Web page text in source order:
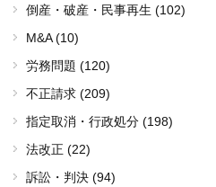
倒産・破産・民事再生 (102)
M&A (10)
労務問題 (120)
不正請求 (209)
指定取消・行政処分 (198)
法改正 (22)
訴訟・判決 (94)